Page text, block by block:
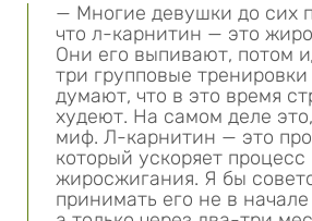
— Многие девушки до сих
что л-карнитин — это
Они его выпивают, потом
три групповые
думают, что в это время
худеют. На самом деле
миф. Л-карнитин — это
который ускоряет процесс
жиросжигания. Я бы
принимать его не в